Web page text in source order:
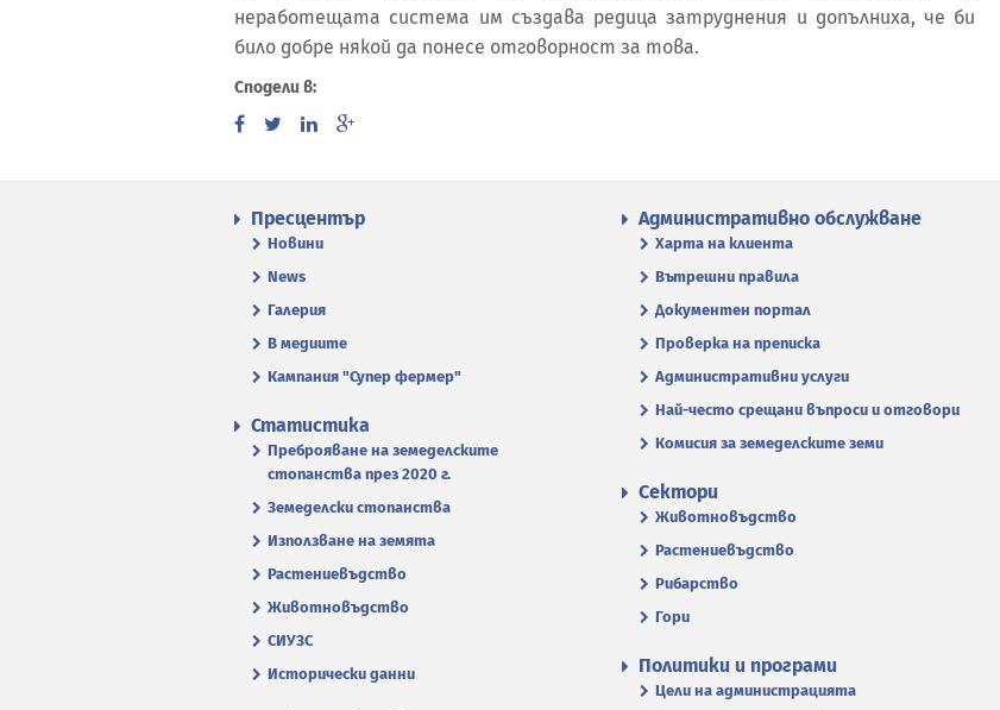
неработещата система им създава редица затруднения и допълниха, че би
било добре някой да понесе отговорност за това.
Сподели в:
Пресцентър
Новини
News
Галерия
В медиите
Кампания "Супер фермер"
Административно обслужване
Харта на клиента
Вътрешни правила
Документен портал
Проверка на преписка
Административни услуги
Най-често срещани въпроси и отговори
Комисия за земеделските земи
Статистика
Преброяване на земеделските
стопанства през 2020 г.
Земеделски стопанства
Използване на земята
Растениевъдство
Животновъдство
СИУЗС
Исторически данни
Сектори
Животновъдство
Растениевъдство
Рибарство
Гори
Политики и програми
Цели на администрацията